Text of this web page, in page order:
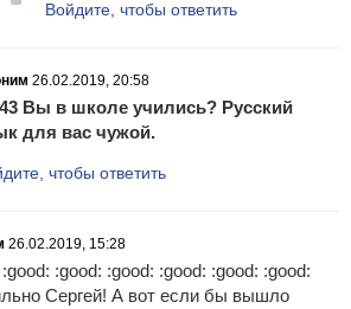
Войдите, чтобы ответить
26.02.2019, 20:58
Вы в школе учились? Русский
для вас чужой.
чтобы ответить
26.02.2019, 15:28
:good: :good: :good: :good: :good:
Сергей! А вот если бы вышло